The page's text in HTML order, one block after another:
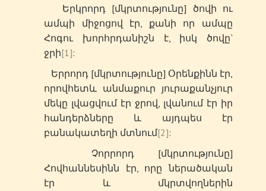
Երկրորդ [մկրտությունը] ծովի ու
ամպի միջոցով էր, քանի որ ամպը
Հոգու խորհրդանիշն է, իսկ ծովը`
ջրի[1]:
Երրորդ [մկրտությունը] Օրենքինն էր,
որովհետև անմաքուր յուրաքանչյուր
մեկը լվացվում էր ջրով, լվանում էր իր
հանդերձները և այդպես էր
բանակատեղի մտնում[2]:
Չորրորդ [մկրտությունը]
Հովհաննեսինն էր, որը ներածական
էր և մկրտվողներին